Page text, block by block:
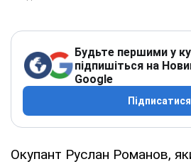
Будьте першими у
підпишіться на
Google
Підписатися
Окупант Руслан Романов,